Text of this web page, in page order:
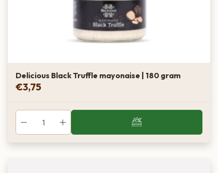
Delicious Black Truffle mayonaise | 180 gram
€3,75